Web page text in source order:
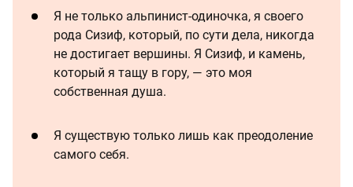
Я не только альпинист-одиночка, я своего
рода Сизиф, который, по сути дела, никогда
не достигает вершины. Я Сизиф, и камень,
который я тащу в гору, — это моя
собственная душа.
Я существую только лишь как преодоление
самого себя.